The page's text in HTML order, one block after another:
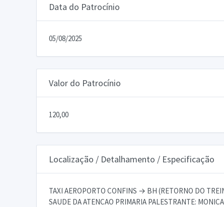
Data do Patrocínio
05/08/2025
Valor do Patrocínio
120,00
Localização / Detalhamento / Especificação
TAXI AEROPORTO CONFINS → BH (RETORNO DO
SAUDE DA ATENCAO PRIMARIA PALESTRANTE: